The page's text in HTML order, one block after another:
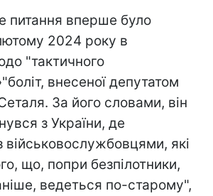
питання вперше було
2024 року в
"тактичного
внесеної депутатом
За його словами, він
з України, де
військовослужбовцями, які
що, попри безпілотники,
ведеться по-старому",